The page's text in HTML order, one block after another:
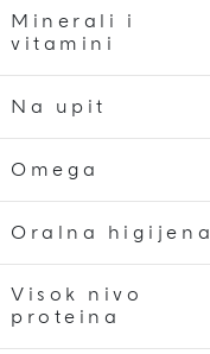
Minerali i
vitamini
Na upit
Omega
Oralna higijena
Visok nivo
proteina